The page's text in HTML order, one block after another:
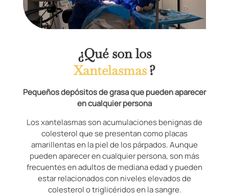
¿Qué son los
Xantelasmas?
Pequeños depósitos de grasa que pueden aparecer
en cualquier persona
Los xantelasmas son acumulaciones benignas de
colesterol que se presentan como placas
amarillentas en la piel de los párpados. Aunque
pueden aparecer en cualquier persona, son más
frecuentes en adultos de mediana edad y pueden
estar relacionados con niveles elevados de
colesterol o triglicéridos en la sangre.